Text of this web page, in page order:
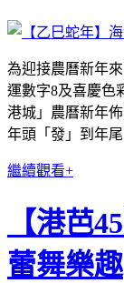
為迎接農曆新年
運數字8及喜慶色
港城」農曆新年
年頭「發」到年尾
繼續觀看+
【港芭
蕾舞樂趣